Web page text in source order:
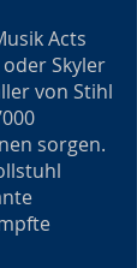
Acts
Skyler
von Stihl
sorgen.